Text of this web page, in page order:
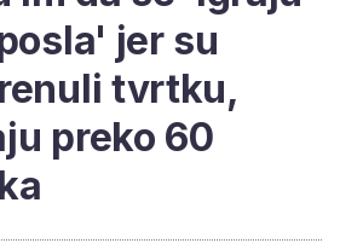
jer su
tvrtku,
preko 60